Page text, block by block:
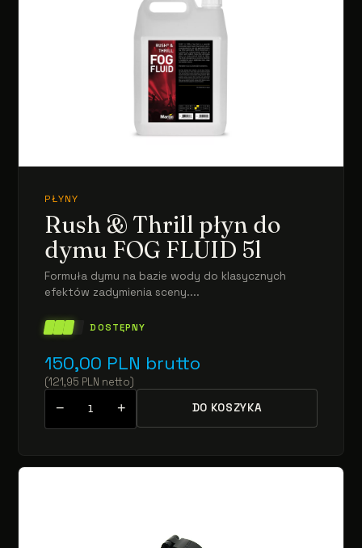
PŁYNY
Rush & Thrill płyn do
dymu FOG FLUID 5l
Formuła dymu na bazie wody do klasycznych
efektów zadymienia sceny....
DOSTĘPNY
150,00 PLN brutto
(121,95 PLN netto)
− + DO KOSZYKA